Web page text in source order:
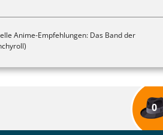
Anime-Empfehlungen: Das Band der
0